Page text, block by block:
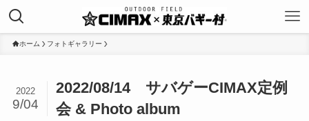
ホーム フォトギャラリー
2022/08/14 サバゲーCIMAX定例
会 & Photo album
2022
9/04